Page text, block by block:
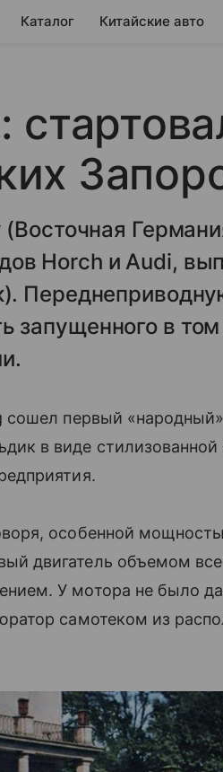
Каталог Китайские авто
(Восточная
Horch и Audi,
запущенного в
сошел первый «народный»
в виде стилизованной
особенной
двигатель объемом
У мотора не было
самотеком из